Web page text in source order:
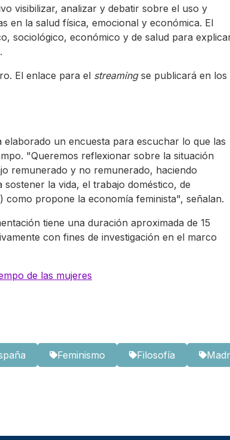
visibilizar, analizar y debatir sobre el uso y
en la salud física, emocional y económica. El
sociológico, económico y de salud para
El enlace para el streamingse publicará en los
un encuesta para escuchar lo que las
"Queremos reflexionar sobre la situación
remunerado y no remunerado, haciendo
la vida, el trabajo doméstico, de
propone la economía feminista", señalan.
tiene una duración aproximada de 15
con fines de investigación en el marco
de las mujeres
Feminismo Filosofía